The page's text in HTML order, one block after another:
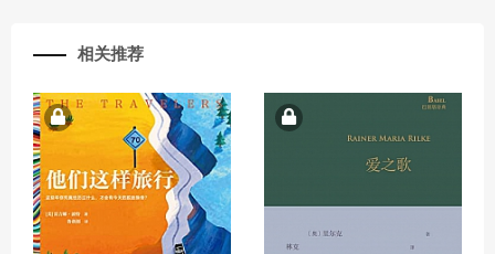
相关推荐